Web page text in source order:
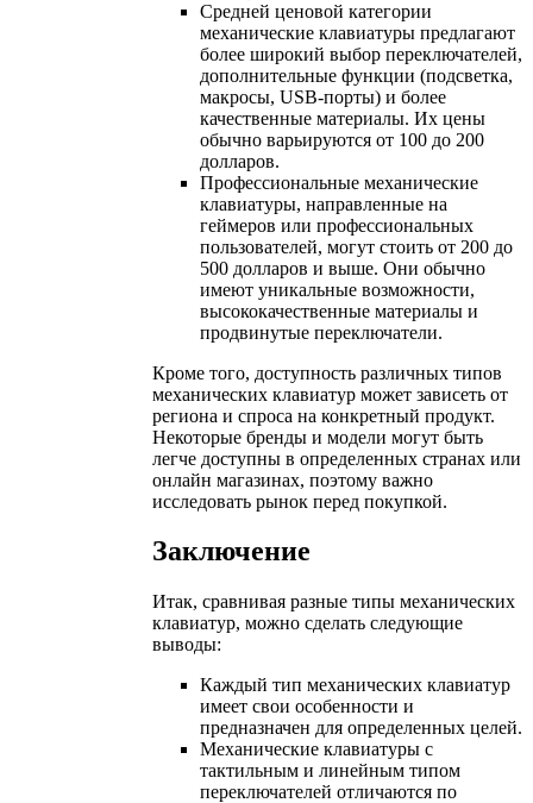
Средней ценовой категории
механические клавиатуры предлагают
более широкий выбор переключателей,
дополнительные функции (подсветка,
макросы, USB-порты) и более
качественные материалы. Их цены
обычно варьируются от 100 до 200
долларов.
Профессиональные механические
клавиатуры, направленные на
геймеров или профессиональных
пользователей, могут стоить от 200 до
500 долларов и выше. Они обычно
имеют уникальные возможности,
высококачественные материалы и
продвинутые переключатели.
Кроме того, доступность различных типов
механических клавиатур может зависеть от
региона и спроса на конкретный продукт.
Некоторые бренды и модели могут быть
легче доступны в определенных странах или
онлайн магазинах, поэтому важно
исследовать рынок перед покупкой.
Заключение
Итак, сравнивая разные типы механических
клавиатур, можно сделать следующие
выводы:
Каждый тип механических клавиатур
имеет свои особенности и
предназначен для определенных целей.
Механические клавиатуры с
тактильным и линейным типом
переключателей отличаются по